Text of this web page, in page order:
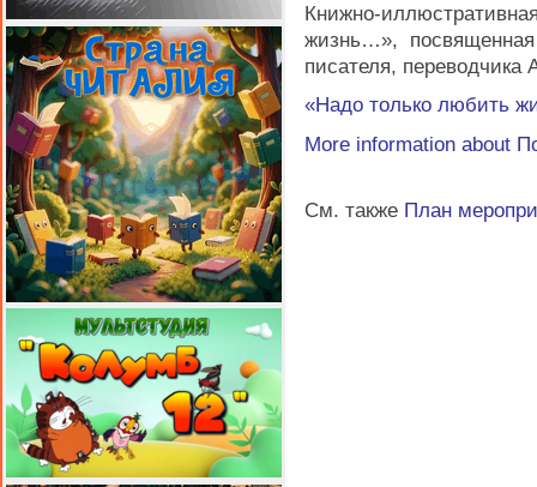
Книжно-
жизнь…»,
писателя, переводчика
«Надо только любить
More information about
См. также План